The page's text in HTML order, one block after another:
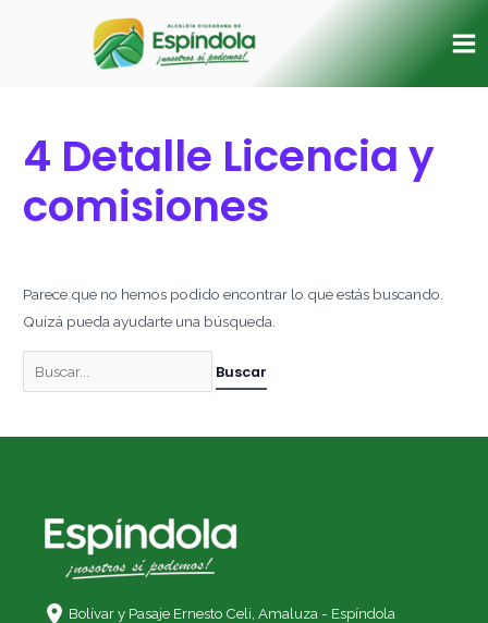
4 Detalle Licencia y
comisiones
Parece que no hemos podido encontrar lo que estás buscando.
Quizá pueda ayudarte una búsqueda.
Bolívar y Pasaje Ernesto Celi, Amaluza - Espíndola